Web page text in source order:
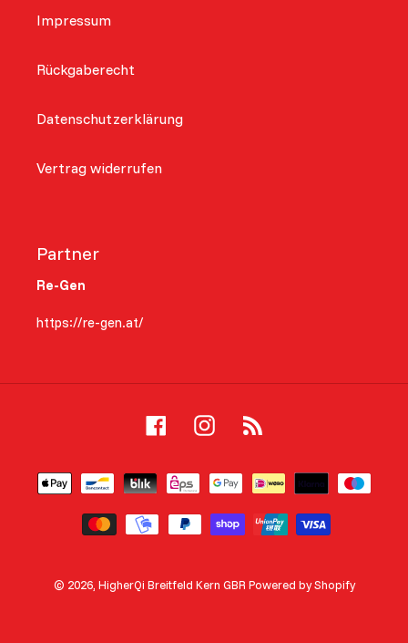
Impressum
Rückgaberecht
Datenschutzerklärung
Vertrag widerrufen
Partner
Re-Gen
https://re-gen.at/
FacebookInstagram
Zahlungsarten
© 2026, HigherQi Breitfeld Kern GBR Powered by Shopify